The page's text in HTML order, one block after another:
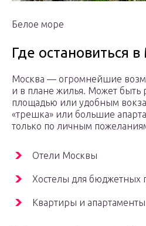
Белое море
Где остановиться
Москва — огромнейшие
и в плане жилья. Может быть
площадью или удобным
«трешка» или большие
только по личным
Отели Москвы
Хостелы для бюджетных
Квартиры и апартаменты